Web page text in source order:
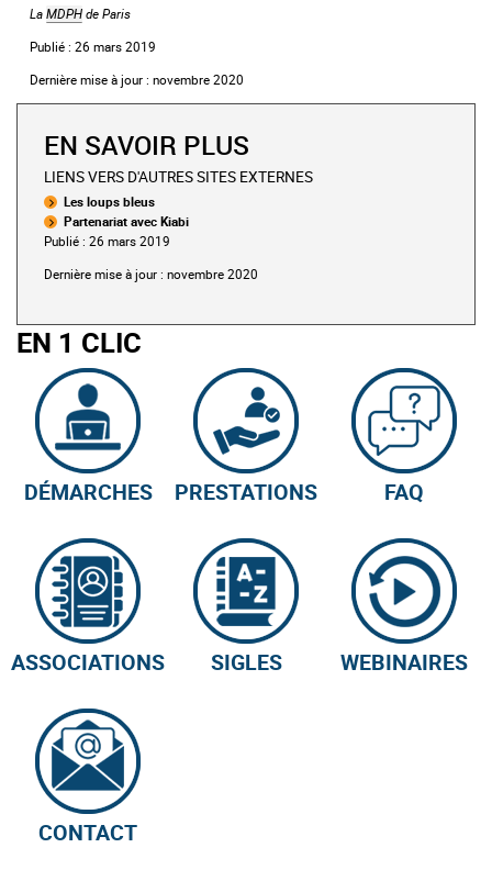
La MDPH de Paris
Publié : 26 mars 2019
Dernière mise à jour : novembre 2020
EN SAVOIR PLUS
LIENS VERS D'AUTRES SITES EXTERNES
Les loups bleus
Partenariat avec Kiabi
Publié : 26 mars 2019
Dernière mise à jour : novembre 2020
EN 1 CLIC
DÉMARCHES PRESTATIONS FAQ
ASSOCIATIONS SIGLES WEBINAIRES
CONTACT